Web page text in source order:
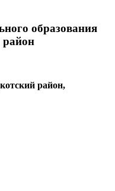
образования
район,